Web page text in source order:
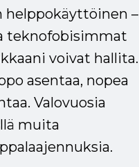
helppokäyttöinen –
teknofobisimmat
voivat hallita.
asentaa, nopea
Valovuosia
muita